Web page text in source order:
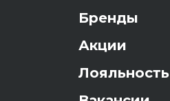
Бренды
Акции
Лояльность